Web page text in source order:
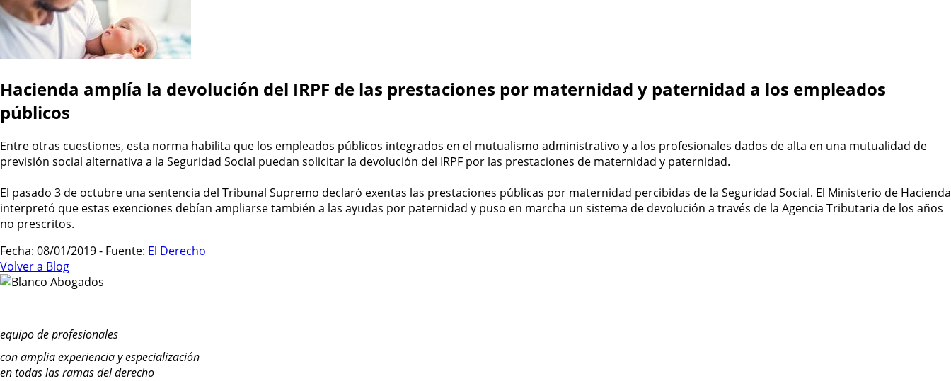
Hacienda amplía la devolución del IRPF de las prestaciones por maternidad y paternidad a los empleados
públicos
Entre otras cuestiones, esta norma habilita que los empleados públicos integrados en el mutualismo administrativo y a los profesionales dados de alta en una mutualidad de
previsión social alternativa a la Seguridad Social puedan solicitar la devolución del IRPF por las prestaciones de maternidad y paternidad.
El pasado 3 de octubre una sentencia del Tribunal Supremo declaró exentas las prestaciones públicas por maternidad percibidas de la Seguridad Social. El Ministerio de Hacienda
interpretó que estas exenciones debían ampliarse también a las ayudas por paternidad y puso en marcha un sistema de devolución a través de la Agencia Tributaria de los años
no prescritos.
Fecha: 08/01/2019 - Fuente: El Derecho
Volver a Blog
equipo de profesionales
con amplia experiencia y especialización
en todas las ramas del derecho